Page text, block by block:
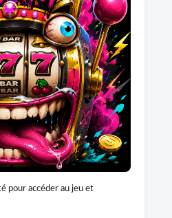
pour accéder au jeu et